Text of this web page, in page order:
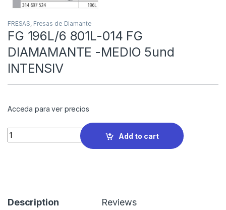
FRESAS, Fresas de Diamante
FG 196L/6 801L-014 FG
DIAMAMANTE -MEDIO 5und
INTENSIV
Acceda para ver precios
Quantity
Add to cart
Description Reviews